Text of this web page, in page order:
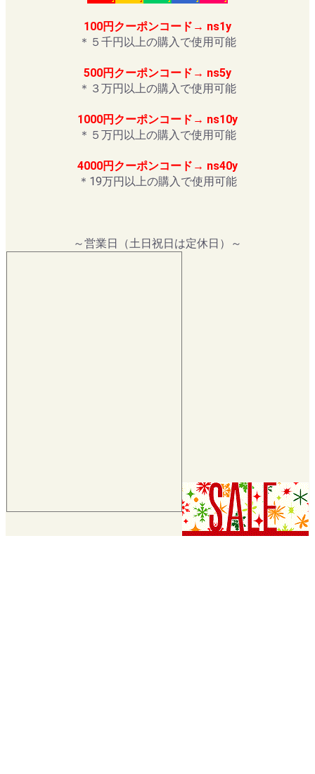
100円クーポンコード→ ns1y
＊５千円以上の購入で使用可能
500円クーポンコード→ ns5y
＊３万円以上の購入で使用可能
1000円クーポンコード→ ns10y
＊５万円以上の購入で使用可能
4000円クーポンコード→ ns40y
＊19万円以上の購入で使用可能
～営業日（土日祝日は定休日）～